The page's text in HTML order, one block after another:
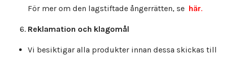
För mer om den lagstiftade ångerrätten, se här.
Reklamation och klagomål
Vi besiktigar alla produkter innan dessa skickas till